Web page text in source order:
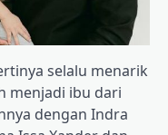
selalu menarik
menjadi ibu dari
dengan Indra